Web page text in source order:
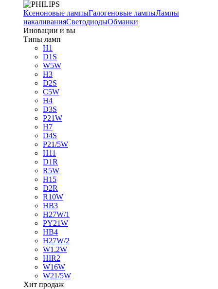
Ксеноновые лампыГалогеновые лампыЛампы
накаливанияСветодиодыОбманки
Иновации и вы
Типы ламп
H1
D1S
W5W
H3
D2S
C5W
H4
D3S
P21W
H7
D4S
P21/5W
H11
D1R
R5W
H15
D2R
R10W
HB3
H27W/1
PY21W
HB4
H27W/2
W1.2W
HIR2
W16W
W21/5W
Хит продаж